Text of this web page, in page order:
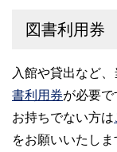
図書利用券
入館や貸出など
書利用券が必要で
お持ちでない方は
をお願いいたしま